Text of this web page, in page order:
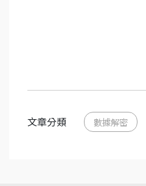
文章分類 數據解密